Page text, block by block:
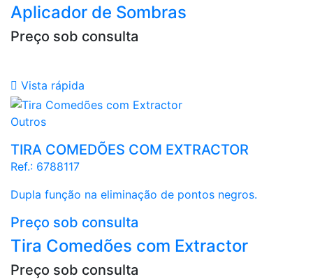
Aplicador de Sombras
Preço sob consulta
 Vista rápida
Outros
TIRA COMEDÕES COM EXTRACTOR
Ref.: 6788117
Dupla função na eliminação de pontos negros.
Preço sob consulta
Tira Comedões com Extractor
Preço sob consulta